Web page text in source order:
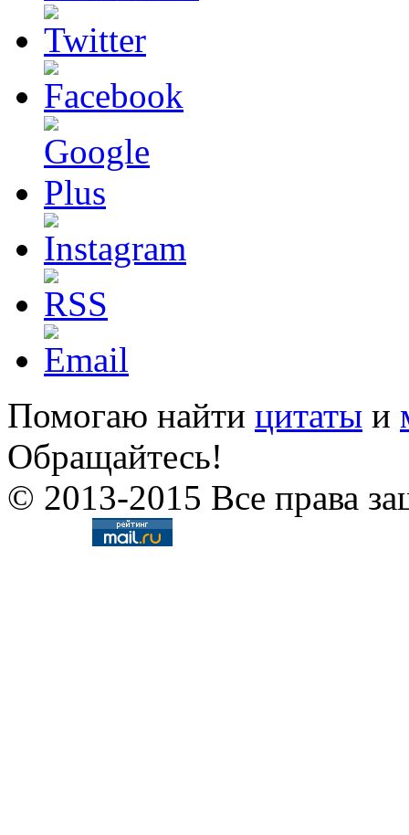
Помогаю найти цитаты и
Обращайтесь!
© 2013-2015 Все права